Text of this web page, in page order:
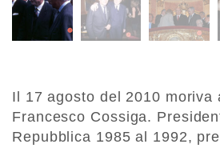
Il 17 agosto del 2010 moriva
Francesco Cossiga.
Repubblica 1985 al 1992,